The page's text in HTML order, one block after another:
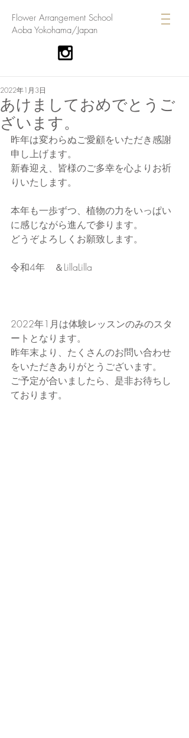
​Flower Arrangement School
Aoba Yokohama/Japan
あけましておめでとうご
ざいます。
2022年1月3日
昨年は変わらぬご愛顧をいただき感謝
申し上げます。
新春迎え、皆様のご多幸を心よりお祈
りいたします。
本年も一歩ずつ、植物の力をいっぱい
に感じながら進んで参ります。
どうぞよろしくお願致します。
令和4年　＆LillaLilla
2022年1月は体験レッスンのみのスタ
ートとなります。
昨年末より、たくさんのお問い合わせ
をいただきありがとうございます。
ご予定が合いましたら、是非お待ちし
ております。